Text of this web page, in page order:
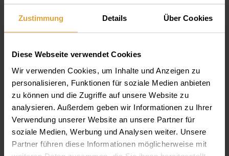
Zustimmung Details Über Cookies
Diese Webseite verwendet Cookies
Wir verwenden Cookies, um Inhalte und Anzeigen zu
personalisieren, Funktionen für soziale Medien anbieten
zu können und die Zugriffe auf unsere Website zu
analysieren. Außerdem geben wir Informationen zu Ihrer
Verwendung unserer Website an unsere Partner für
soziale Medien, Werbung und Analysen weiter. Unsere
Partner führen diese Informationen möglicherweise mit
kostenfeed
Zyste
knochenaufbau pardotonose
Dr. Eva
test
Gib Behandlungen